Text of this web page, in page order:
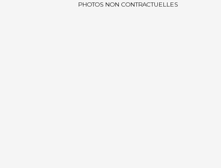
PHOTOS NON CONTRACTUELLES